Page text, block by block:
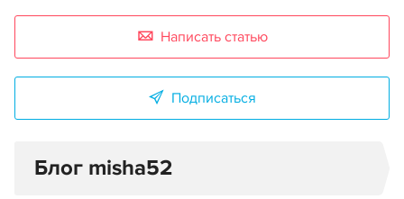
Написать статью
Подписаться
Блог misha52